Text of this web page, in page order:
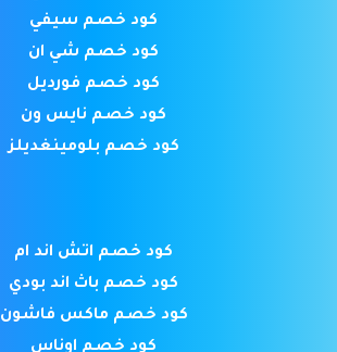
كود خصم سيفي
كود خصم شي ان
كود خصم فورديل
كود خصم نايس ون
كود خصم بلومينغديلز
كود خصم اتش اند ام
كود خصم باث اند بودي
كود خصم ماكس فاشون
كود خصم اوناس